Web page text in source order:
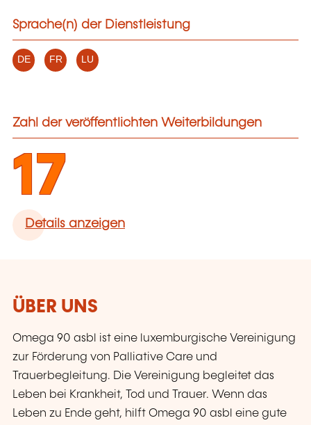
Sprache(n) der Dienstleistung
DE FR LU
Zahl der veröffentlichten Weiterbildungen
17
Details anzeigen
ÜBER UNS
Omega 90 asbl ist eine luxemburgische Vereinigung
zur Förderung von Palliative Care und
Trauerbegleitung. Die Vereinigung begleitet das
Leben bei Krankheit, Tod und Trauer. Wenn das
Leben zu Ende geht, hilft Omega 90 asbl eine gute